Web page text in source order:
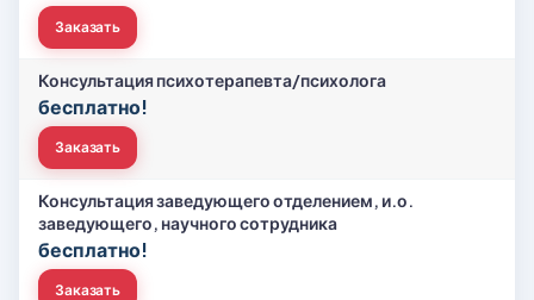
Заказать
Консультация психотерапевта/психолога
бесплатно!
Заказать
Консультация заведующего отделением, и.о.
заведующего, научного сотрудника
бесплатно!
Заказать